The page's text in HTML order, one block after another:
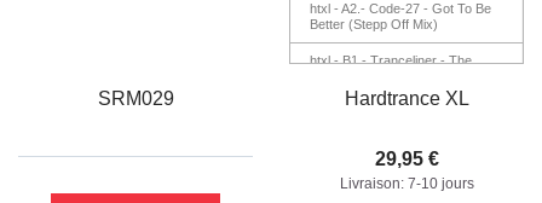
SRM029
htxl - A2.- Code-27 - Got To Be
Better (Stepp Off Mix)
htxl - B1.- Tranceliner - The
Hardtrance XL
29,95 €
Livraison: 7-10 jours